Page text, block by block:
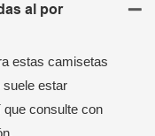
al por
estas camisetas
suele estar
que consulte con